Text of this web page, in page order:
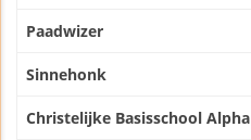
Paadwizer
Sinnehonk
Christelijke Basisschool Alpha